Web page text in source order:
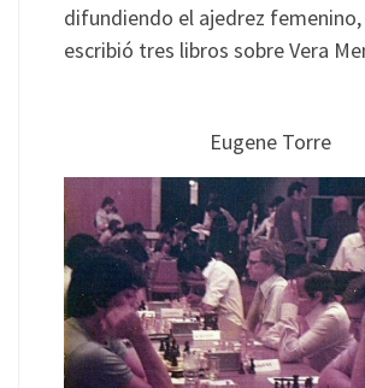
difundiendo el ajedrez femenino,
escribió tres libros sobre Vera
Eugene Torre